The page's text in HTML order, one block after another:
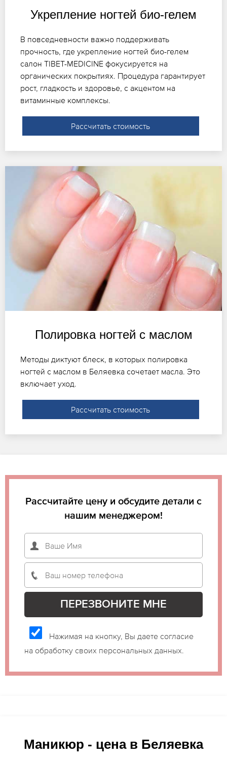
Укрепление ногтей био-гелем
В повседневности важно поддерживать
прочность, где укрепление ногтей био-гелем
салон TIBET-MEDICINE фокусируется на
органических покрытиях. Процедура гарантирует
рост, гладкость и здоровье, с акцентом на
витаминные комплексы.
Рассчитать стоимость
Полировка ногтей с маслом
Методы диктуют блеск, в которых полировка
ногтей с маслом в Беляевка сочетает масла. Это
включает уход.
Рассчитать стоимость
Рассчитайте цену и обсудите детали с
нашим менеджером!
Нажимая на кнопку, Вы даете согласие
на обработку своих персональных данных.
Маникюр - цена в Беляевка